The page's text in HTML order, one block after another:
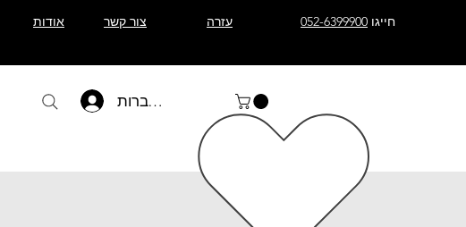
אודות צור קשר עזרה חייגו 052-6399900
להתחברות